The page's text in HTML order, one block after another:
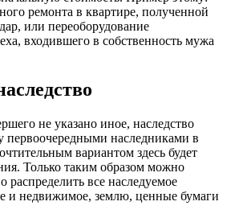
ремонта в квартире, полученной
или переоборудование
входившего в собственность мужа
не указано иное, наследство
первоочередными наследниками в
вариантом здесь будет
Только таким образом можно
распределить все наследуемое
и недвижимое, землю, ценные бумаги